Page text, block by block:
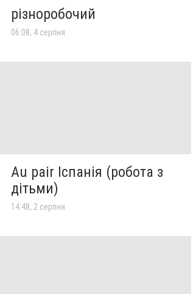
різноробочий
06:08, 4 серпня
Au pair Іспанія (робота з
дітьми)
14:48, 2 серпня